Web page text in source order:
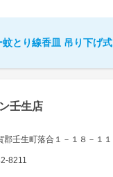
蚊とり線香皿 吊り下げ式
壬生店
郡壬生町落合１－１８－１１
8211